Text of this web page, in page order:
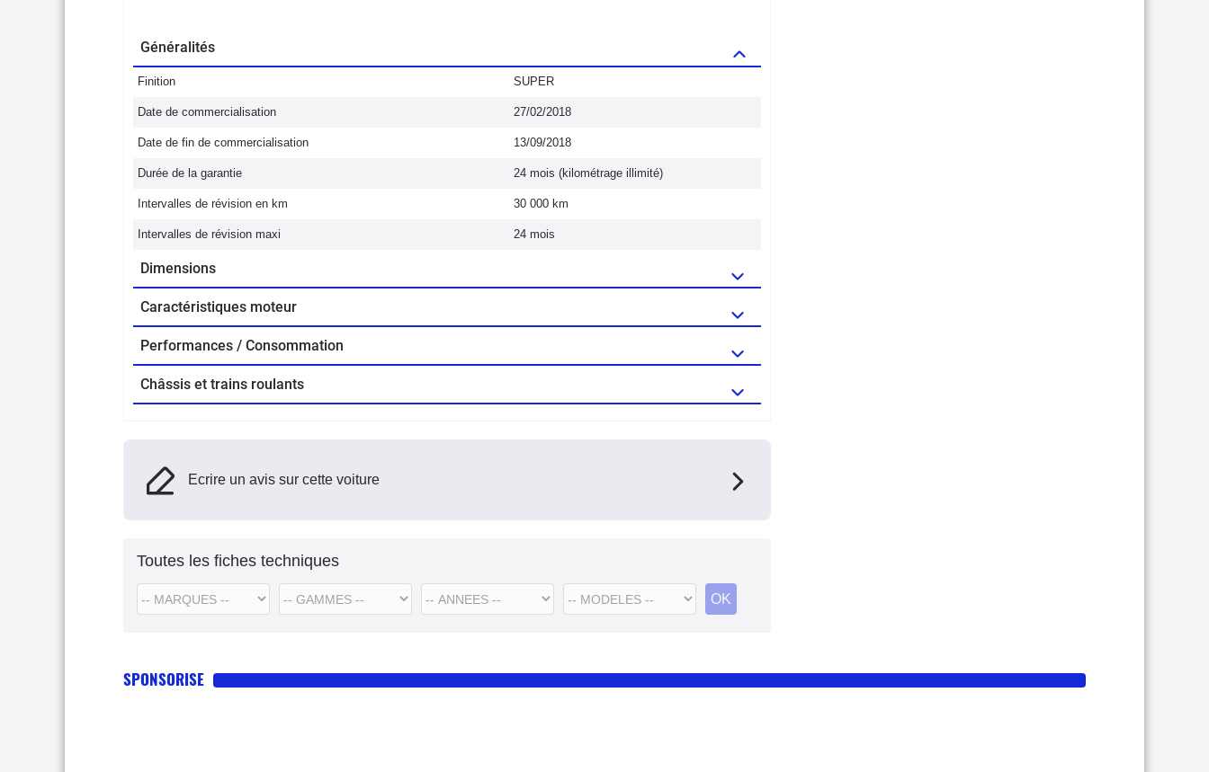
Généralités
Finition SUPER
Date de commercialisation 27/02/2018
Date de fin de commercialisation 13/09/2018
Durée de la garantie 24 mois (kilométrage illimité)
Intervalles de révision en km 30 000 km
Intervalles de révision maxi 24 mois
Dimensions
Caractéristiques moteur
Performances / Consommation
Châssis et trains roulants
Ecrire un avis sur cette voiture
Toutes les fiches techniques
SPONSORISE